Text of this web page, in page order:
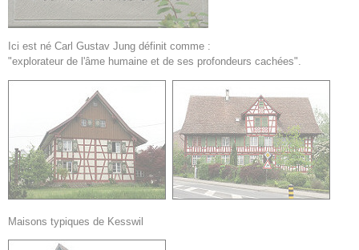
Ici est né Carl Gustav Jung définit comme :
"explorateur de l'âme humaine et de ses profondeurs cachées".
Maisons typiques de Kesswil